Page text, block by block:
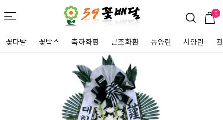
0
꽃다발 꽃박스 축하화환 근조화환 동양란 서양란